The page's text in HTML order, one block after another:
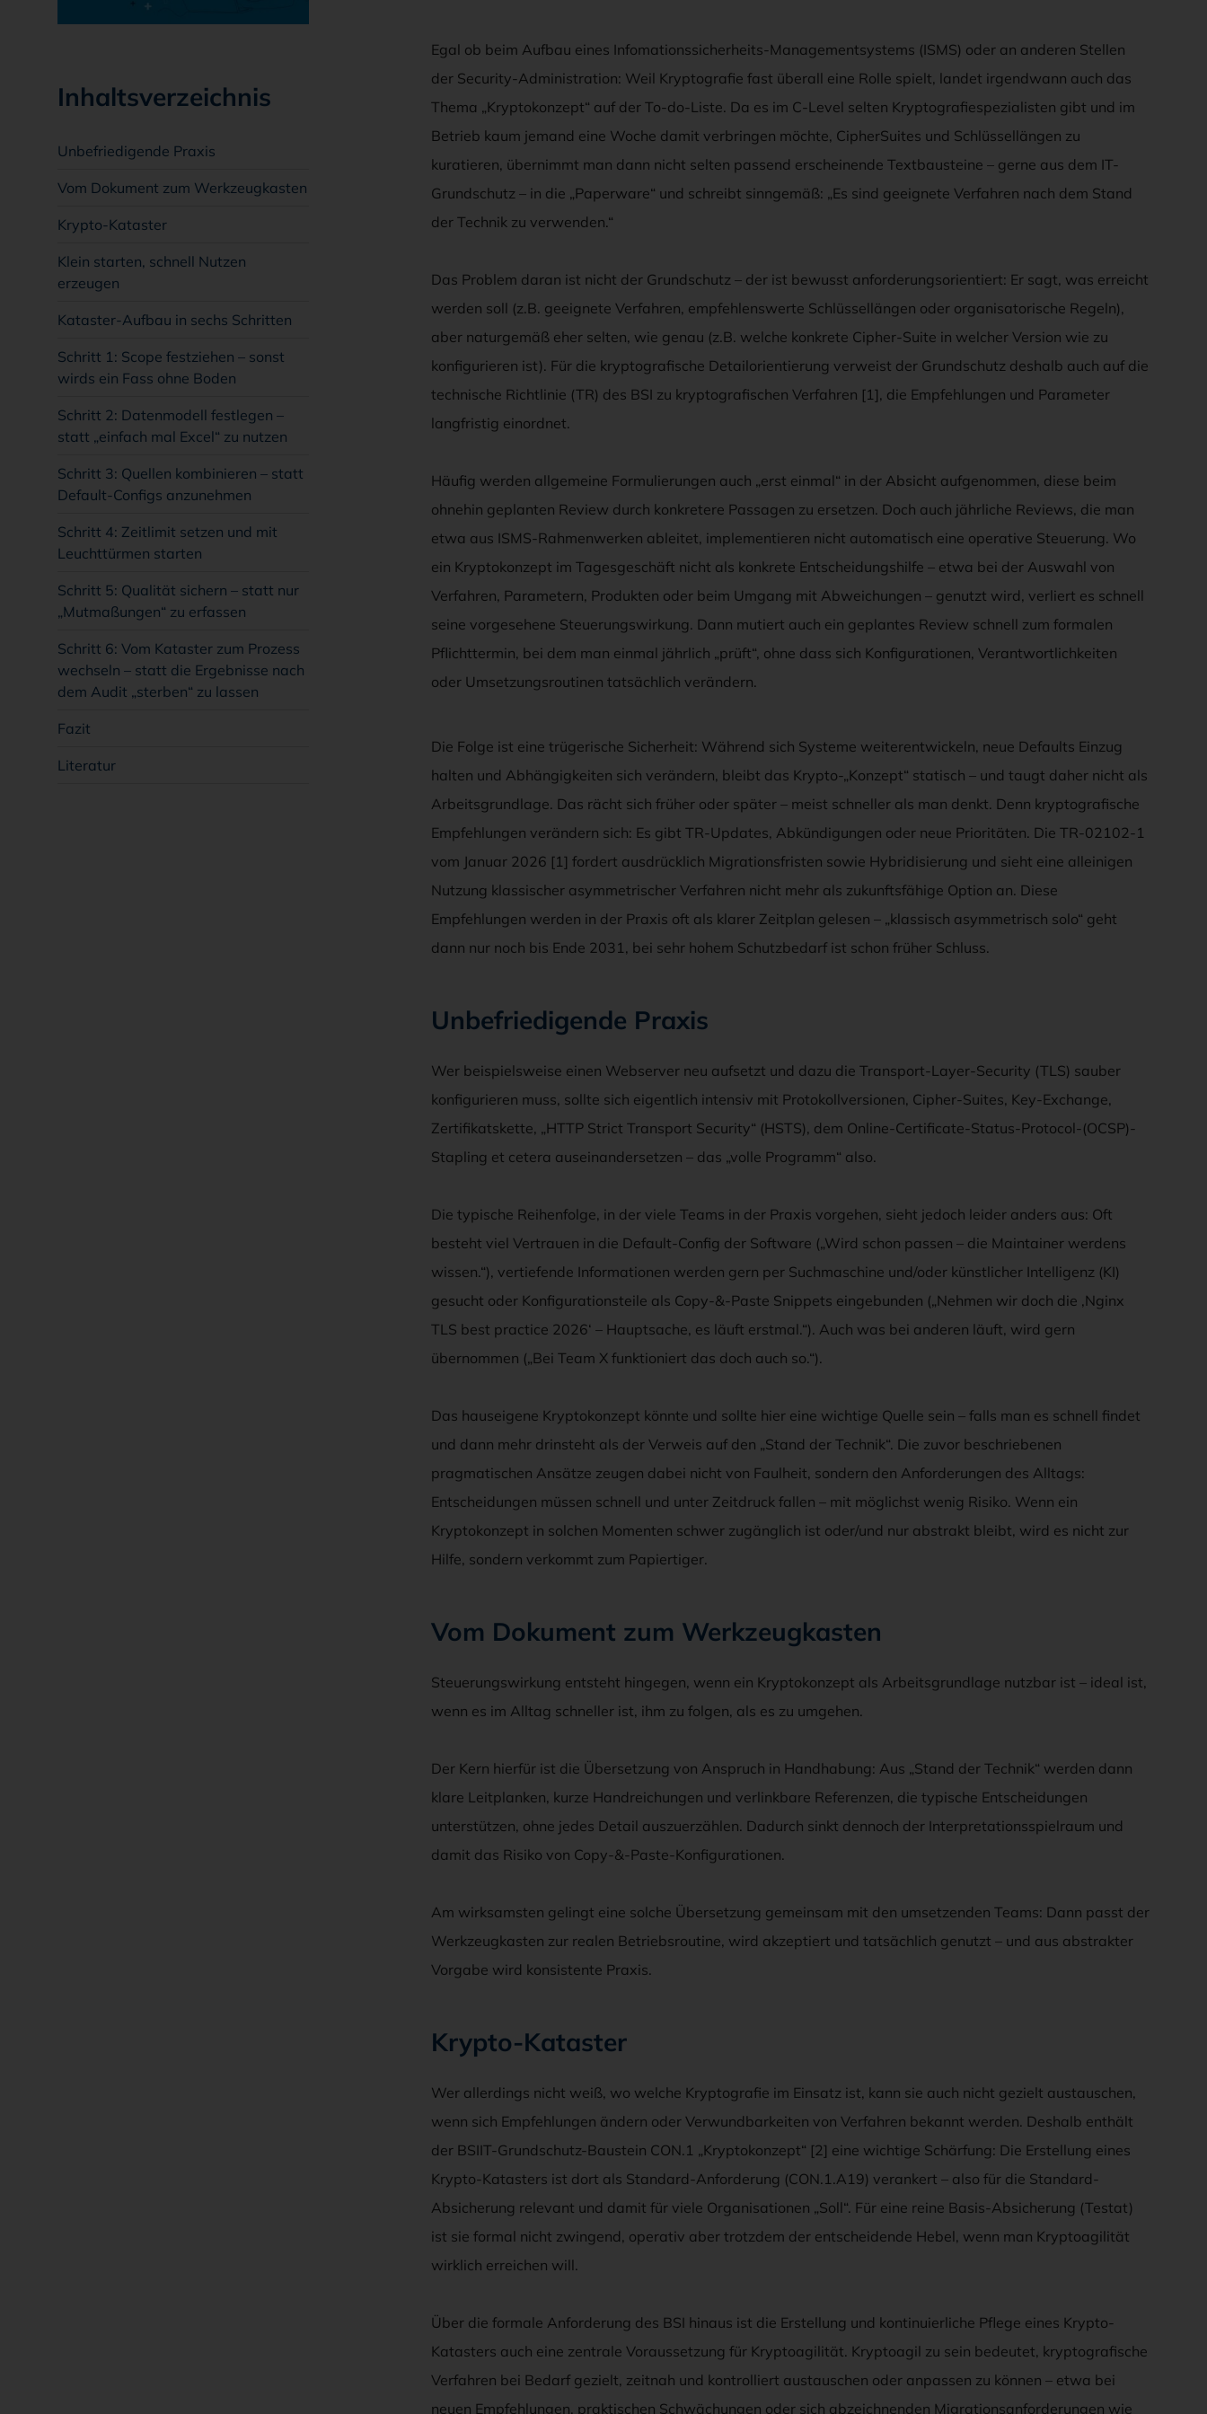
Inhaltsverzeichnis
Unbefriedigende Praxis
Vom Dokument zum Werkzeugkasten
Krypto-Kataster
Klein starten, schnell Nutzen
erzeugen
Kataster-Aufbau in sechs Schritten
Schritt 1: Scope festziehen – sonst
wirds ein Fass ohne Boden
Schritt 2: Datenmodell festlegen –
statt „einfach mal Excel“ zu nutzen
Schritt 3: Quellen kombinieren – statt
Default-Configs anzunehmen
Schritt 4: Zeitlimit setzen und mit
Leuchttürmen starten
Schritt 5: Qualität sichern – statt nur
„Mutmaßungen“ zu erfassen
Schritt 6: Vom Kataster zum Prozess
wechseln – statt die Ergebnisse nach
dem Audit „sterben“ zu lassen
Fazit
Literatur
Egal ob beim Aufbau eines Infomationssicherheits-Managementsystems (ISMS) oder an anderen Stellen
der Security-Administration: Weil Kryptografie fast überall eine Rolle spielt, landet irgendwann auch das
Thema „Kryptokonzept“ auf der To-do-Liste. Da es im C-Level selten Kryptografiespezialisten gibt und im
Betrieb kaum jemand eine Woche damit verbringen möchte, CipherSuites und Schlüssellängen zu
kuratieren, übernimmt man dann nicht selten passend erscheinende Textbausteine – gerne aus dem IT-
Grundschutz – in die „Paperware“ und schreibt sinngemäß: „Es sind geeignete Verfahren nach dem Stand
der Technik zu verwenden.“
Das Problem daran ist nicht der Grundschutz – der ist bewusst anforderungsorientiert: Er sagt, was erreicht
werden soll (z.B. geeignete Verfahren, empfehlenswerte Schlüssellängen oder organisatorische Regeln),
aber naturgemäß eher selten, wie genau (z.B. welche konkrete Cipher-Suite in welcher Version wie zu
konfigurieren ist). Für die kryptografische Detailorientierung verweist der Grundschutz deshalb auch auf die
technische Richtlinie (TR) des BSI zu kryptografischen Verfahren [1], die Empfehlungen und Parameter
langfristig einordnet.
Häufig werden allgemeine Formulierungen auch „erst einmal“ in der Absicht aufgenommen, diese beim
ohnehin geplanten Review durch konkretere Passagen zu ersetzen. Doch auch jährliche Reviews, die man
etwa aus ISMS-Rahmenwerken ableitet, implementieren nicht automatisch eine operative Steuerung. Wo
ein Kryptokonzept im Tagesgeschäft nicht als konkrete Entscheidungshilfe – etwa bei der Auswahl von
Verfahren, Parametern, Produkten oder beim Umgang mit Abweichungen – genutzt wird, verliert es schnell
seine vorgesehene Steuerungswirkung. Dann mutiert auch ein geplantes Review schnell zum formalen
Pflichttermin, bei dem man einmal jährlich „prüft“, ohne dass sich Konfigurationen, Verantwortlichkeiten
oder Umsetzungsroutinen tatsächlich verändern.
Die Folge ist eine trügerische Sicherheit: Während sich Systeme weiterentwickeln, neue Defaults Einzug
halten und Abhängigkeiten sich verändern, bleibt das Krypto-„Konzept“ statisch – und taugt daher nicht als
Arbeitsgrundlage. Das rächt sich früher oder später – meist schneller als man denkt. Denn kryptografische
Empfehlungen verändern sich: Es gibt TR-Updates, Abkündigungen oder neue Prioritäten. Die TR-02102-1
vom Januar 2026 [1] fordert ausdrücklich Migrationsfristen sowie Hybridisierung und sieht eine alleinigen
Nutzung klassischer asymmetrischer Verfahren nicht mehr als zukunftsfähige Option an. Diese
Empfehlungen werden in der Praxis oft als klarer Zeitplan gelesen – „klassisch asymmetrisch solo“ geht
dann nur noch bis Ende 2031, bei sehr hohem Schutzbedarf ist schon früher Schluss.
Unbefriedigende Praxis
Wer beispielsweise einen Webserver neu aufsetzt und dazu die Transport-Layer-Security (TLS) sauber
konfigurieren muss, sollte sich eigentlich intensiv mit Protokollversionen, Cipher-Suites, Key-Exchange,
Zertifikatskette, „HTTP Strict Transport Security“ (HSTS), dem Online-Certificate-Status-Protocol-(OCSP)-
Stapling et cetera auseinandersetzen – das „volle Programm“ also.
Die typische Reihenfolge, in der viele Teams in der Praxis vorgehen, sieht jedoch leider anders aus: Oft
besteht viel Vertrauen in die Default-Config der Software („Wird schon passen – die Maintainer werdens
wissen.“), vertiefende Informationen werden gern per Suchmaschine und/oder künstlicher Intelligenz (KI)
gesucht oder Konfigurationsteile als Copy-&-Paste Snippets eingebunden („Nehmen wir doch die ‚Nginx
TLS best practice 2026‘ – Hauptsache, es läuft erstmal.“). Auch was bei anderen läuft, wird gern
übernommen („Bei Team X funktioniert das doch auch so.“).
Das hauseigene Kryptokonzept könnte und sollte hier eine wichtige Quelle sein – falls man es schnell findet
und dann mehr drinsteht als der Verweis auf den „Stand der Technik“. Die zuvor beschriebenen
pragmatischen Ansätze zeugen dabei nicht von Faulheit, sondern den Anforderungen des Alltags:
Entscheidungen müssen schnell und unter Zeitdruck fallen – mit möglichst wenig Risiko. Wenn ein
Kryptokonzept in solchen Momenten schwer zugänglich ist oder/und nur abstrakt bleibt, wird es nicht zur
Hilfe, sondern verkommt zum Papiertiger.
Vom Dokument zum Werkzeugkasten
Steuerungswirkung entsteht hingegen, wenn ein Kryptokonzept als Arbeitsgrundlage nutzbar ist – ideal ist,
wenn es im Alltag schneller ist, ihm zu folgen, als es zu umgehen.
Der Kern hierfür ist die Übersetzung von Anspruch in Handhabung: Aus „Stand der Technik“ werden dann
klare Leitplanken, kurze Handreichungen und verlinkbare Referenzen, die typische Entscheidungen
unterstützen, ohne jedes Detail auszuerzählen. Dadurch sinkt dennoch der Interpretationsspielraum und
damit das Risiko von Copy-&-Paste-Konfigurationen.
Am wirksamsten gelingt eine solche Übersetzung gemeinsam mit den umsetzenden Teams: Dann passt der
Werkzeugkasten zur realen Betriebsroutine, wird akzeptiert und tatsächlich genutzt – und aus abstrakter
Vorgabe wird konsistente Praxis.
Krypto-Kataster
Wer allerdings nicht weiß, wo welche Kryptografie im Einsatz ist, kann sie auch nicht gezielt austauschen,
wenn sich Empfehlungen ändern oder Verwundbarkeiten von Verfahren bekannt werden. Deshalb enthält
der BSIIT-Grundschutz-Baustein CON.1 „Kryptokonzept“ [2] eine wichtige Schärfung: Die Erstellung eines
Krypto-Katasters ist dort als Standard-Anforderung (CON.1.A19) verankert – also für die Standard-
Absicherung relevant und damit für viele Organisationen „Soll“. Für eine reine Basis-Absicherung (Testat)
ist sie formal nicht zwingend, operativ aber trotzdem der entscheidende Hebel, wenn man Kryptoagilität
wirklich erreichen will.
Über die formale Anforderung des BSI hinaus ist die Erstellung und kontinuierliche Pflege eines Krypto-
Katasters auch eine zentrale Voraussetzung für Kryptoagilität. Kryptoagil zu sein bedeutet, kryptografische
Verfahren bei Bedarf gezielt, zeitnah und kontrolliert austauschen oder anpassen zu können – etwa bei
neuen Empfehlungen, praktischen Schwächungen oder sich abzeichnenden Migrationsanforderungen wie